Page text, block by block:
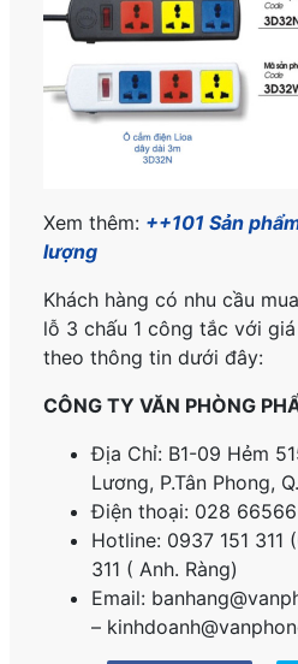
Xem thêm: ++101 Sản
lượng
Khách hàng có nhu cầu
lỗ 3 chấu 1 công tắc với
theo thông tin dưới đây:
CÔNG TY VĂN PHÒNG
Địa Chỉ: B1-09 Hẻm
Lương, P.Tân Phong,
Điện thoại: 028 66566
Hotline: 0937 151 311
311 ( Anh. Ràng)
Email:
–